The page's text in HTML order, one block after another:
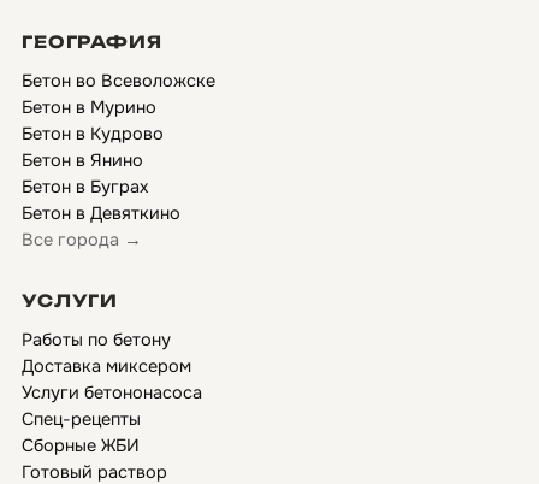
ГЕОГРАФИЯ
Бетон во Всеволожске
Бетон в Мурино
Бетон в Кудрово
Бетон в Янино
Бетон в Буграх
Бетон в Девяткино
Все города →
УСЛУГИ
Работы по бетону
Доставка миксером
Услуги бетононасоса
Спец-рецепты
Сборные ЖБИ
Готовый раствор